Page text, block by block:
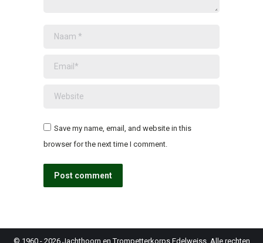
Naam *
Email *
Website
Save my name, email, and website in this
browser for the next time I comment.
Post comment
© 1960 - 2026 Jachthoorn en Trompetterkorps Edelweiss. Alle rechten